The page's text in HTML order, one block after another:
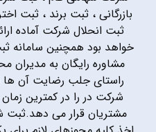
بازرگانی ، ثبت برند ، ثبت
ثبت انحلال شرکت آماده
خواهد بود همچنین سامانه
مشاوره رایگان به مدیران
راستای جلب رضایت آن
شرکت در را در کمترین
مشتریان قرار می